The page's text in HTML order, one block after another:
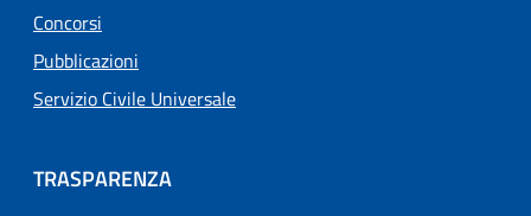
Concorsi
Pubblicazioni
Servizio Civile Universale
TRASPARENZA